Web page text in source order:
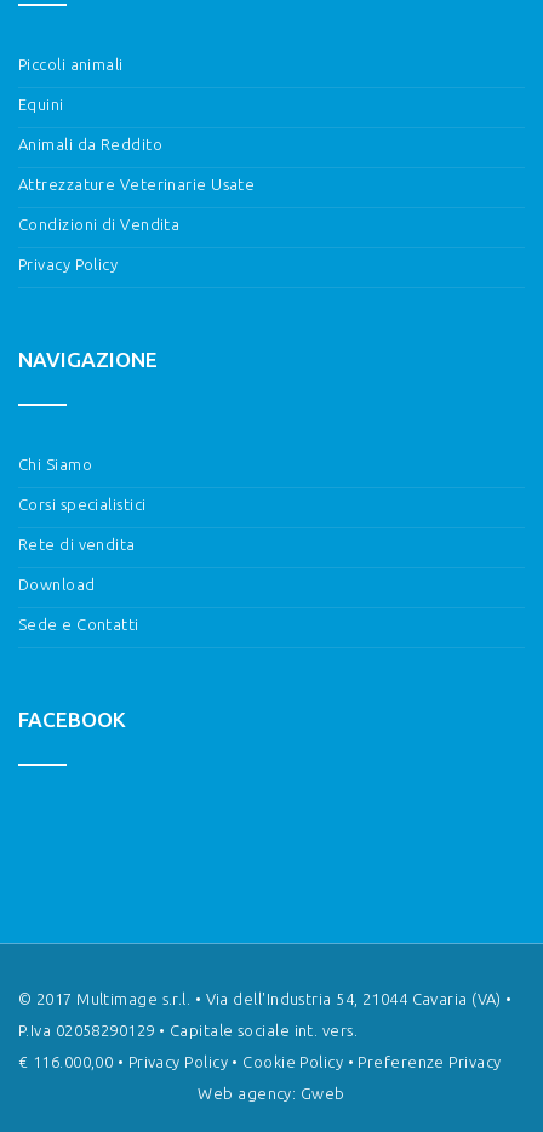
Piccoli animali
Equini
Animali da Reddito
Attrezzature Veterinarie Usate
Condizioni di Vendita
Privacy Policy
NAVIGAZIONE
Chi Siamo
Corsi specialistici
Rete di vendita
Download
Sede e Contatti
FACEBOOK
© 2017 Multimage s.r.l. • Via dell'Industria 54, 21044 Cavaria (VA) •
P.Iva 02058290129 • Capitale sociale int. vers.
€ 116.000,00 • Privacy Policy• Cookie Policy • Preferenze Privacy
Web agency: Gweb